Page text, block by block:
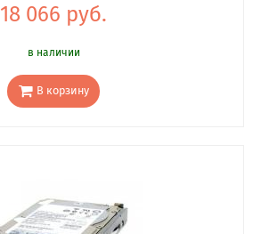
18 066 руб.
в наличии
В корзину